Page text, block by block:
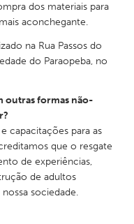
PA
CA
DC
dos materiais para
aconchegante.
na Rua Passos do
do Paraopeba, no
outras formas não-
capacitações para as
que o resgate
de experiências,
de adultos
sociedade.